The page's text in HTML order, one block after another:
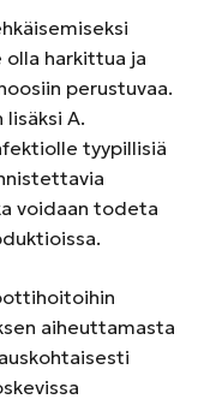
harkittua ja
perustuvaa.
A.
tyypillisiä
voidaan todeta
aiheuttamasta